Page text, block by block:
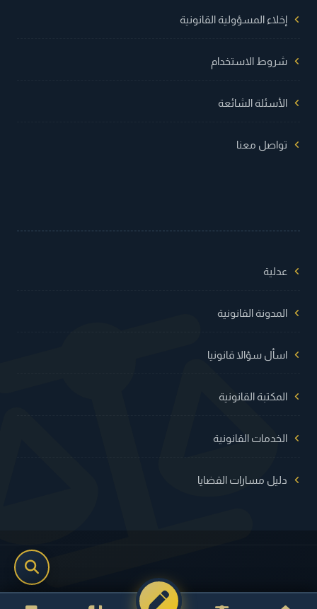
إخلاء المسؤولية القانونية
شروط الاستخدام
الأسئلة الشائعة
تواصل معنا
عدلية
المدونة القانونية
اسأل سؤالا قانونيا
المكتبة القانونية
الخدمات القانونية
دليل مسارات القضايا
جميع الحقوق محفوظة © عدلية 2026